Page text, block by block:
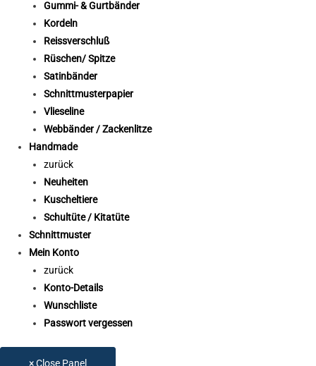
Gummi- & Gurtbänder
Kordeln
Reissverschluß
Rüschen/ Spitze
Satinbänder
Schnittmusterpapier
Vlieseline
Webbänder / Zackenlitze
Handmade
zurück
Neuheiten
Kuscheltiere
Schultüte / Kitatüte
Schnittmuster
Mein Konto
zurück
Konto-Details
Wunschliste
Passwort vergessen
× Close Panel